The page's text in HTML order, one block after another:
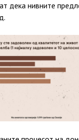
дека нивните